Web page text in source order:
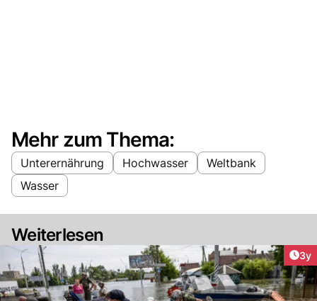
Mehr zum Thema:
Unterernährung Hochwasser
Weltbank
Wasser
Weiterlesen
3y